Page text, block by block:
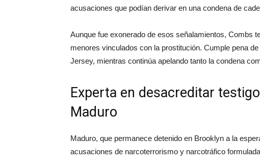
acusaciones que podían derivar en una condena de
Aunque fue exonerado de esos señalamientos, Combs
menores vinculados con la prostitución. Cumple pena
Jersey, mientras continúa apelando tanto la condena
Experta en desacreditar
Maduro
Maduro, que permanece detenido en Brooklyn a la
acusaciones de narcoterrorismo y narcotráfico